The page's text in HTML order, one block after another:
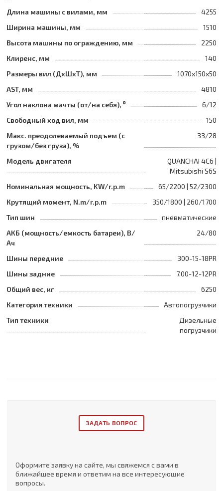
Длина машины с вилами, мм
4255
Ширина машины, мм
1510
Высота машины по ограждению, мм
2250
Клиренс, мм
140
Размеры вил (ДхШхТ), мм
1070х150х50
AST, мм
4810
Угол наклона мачты (от/на себя), ⁰
6/12
Свободный ход вил, мм
150
Макс. преодолеваемый подъем (с
грузом/без груза), %
33/28
Модель двигателя
QUANCHAI 4C6 |
Mitsubishi S6S
Номинальная мощность, KW/r.p.m
65/2200 | 52/2300
Крутящий момент, N.m/r.p.m
350/1800 | 260/1700
Тип шин
пневматические
АКБ (мощность/емкость батареи), В/
Ач
24/80
Шины передние
300-15-18PR
Шины задние
7.00-12-12PR
Общий вес, кг
6250
Категория техники
Автопогрузчики
Тип техники
Дизельные
погрузчики
ЗАДАТЬ ВОПРОС
Оформите заявку на сайте, мы свяжемся с вами в
ближайшее время и ответим на все интересующие
вопросы.